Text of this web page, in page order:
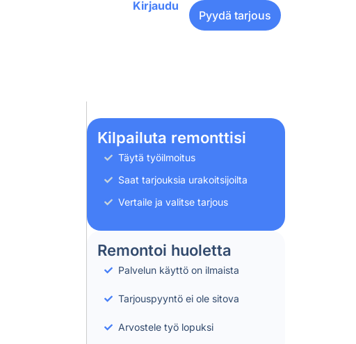
Kirjaudu
Pyydä tarjous
Kilpailuta remonttisi
Täytä työilmoitus
Saat tarjouksia urakoitsijoilta
Vertaile ja valitse tarjous
Remontoi huoletta
Palvelun käyttö on ilmaista
Tarjouspyyntö ei ole sitova
Arvostele työ lopuksi